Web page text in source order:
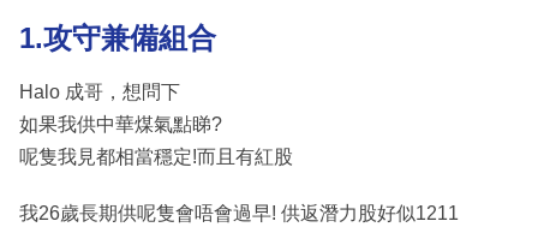
1.攻守兼備組合
Halo 成哥，想問下
如果我供中華煤氣點睇?
呢隻我見都相當穩定!而且有紅股
我26歲長期供呢隻會唔會過早! 供返潛力股好似1211